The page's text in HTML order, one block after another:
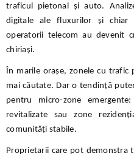
traficul pietonal și auto.
digitale ale fluxurilor și chiar
operatorii telecom au devenit
chiriași.
În marile orașe, zonele cu trafic
mai căutate. Dar o tendință
pentru micro-zone
revitalizate sau zone
comunități stabile.
Proprietarii care pot demonstra